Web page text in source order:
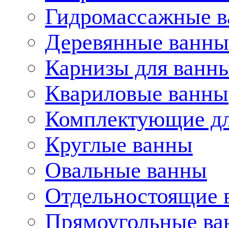
Гидромассажные
Деревянные ванны
Карнизы для
Квариловые ванны
Комплектующие
Круглые ванны
Овальные ванны
Отдельностоящие
Прямоугольные